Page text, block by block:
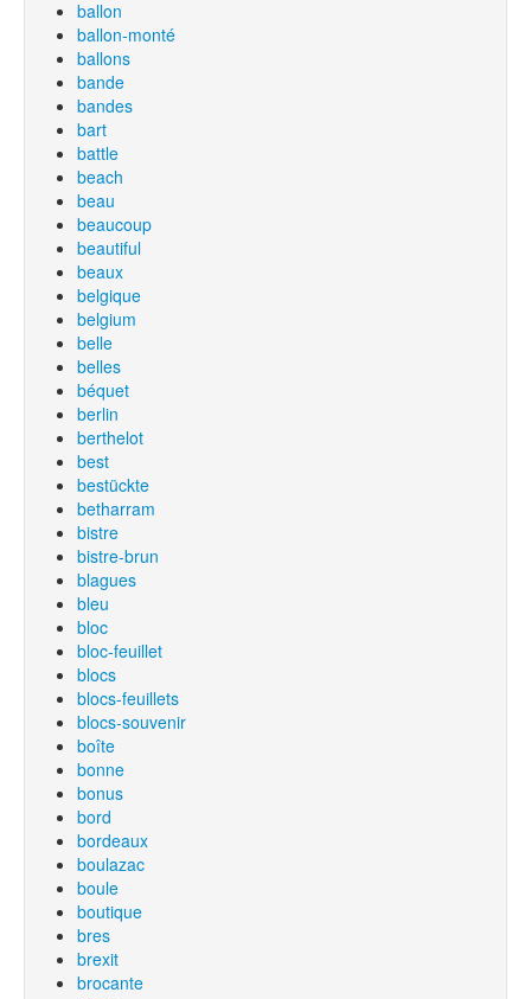
ballon
ballon-monté
ballons
bande
bandes
bart
battle
beach
beau
beaucoup
beautiful
beaux
belgique
belgium
belle
belles
béquet
berlin
berthelot
best
bestückte
betharram
bistre
bistre-brun
blagues
bleu
bloc
bloc-feuillet
blocs
blocs-feuillets
blocs-souvenir
boîte
bonne
bonus
bord
bordeaux
boulazac
boule
boutique
bres
brexit
brocante